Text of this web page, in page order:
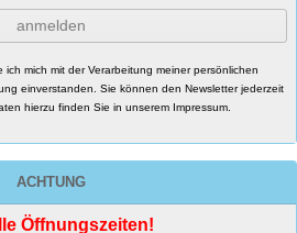
anmelden
mich mit der Verarbeitung meiner persönlichen
einverstanden. Sie können den Newsletter jederzeit
hierzu finden Sie in unserem Impressum.
ACHTUNG
Öffnungszeiten!